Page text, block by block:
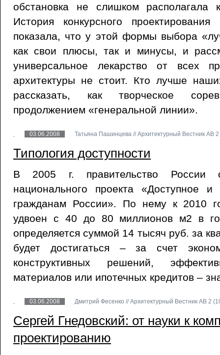
обстановка не слишком располагала
История конкурсного
показала, что у этой формы выбора
как свои плюсы, так и минусы, и
универсальное лекарство от всех
архитектуры не стоит. Кто лучше
рассказать, как творческое
продолжением «генеральной линии».
03.06.2008 Татьяна Пашинцева // Архитектурный Вестник АВ
Типология доступности
В 2005 г. правительство России
национального проекта «Доступное
гражданам России». По нему к 2010
удвоен с 40 до 80 миллионов м2 в
определяется суммой 14 тысяч руб. за
будет достигаться – за счет
конструктивных решений,
материалов или ипотечных кредитов –
03.06.2008 Дмитрий Фесенко // Архитектурный Вестник АВ 2
Сергей Гнедовский: от науки к
проектированию